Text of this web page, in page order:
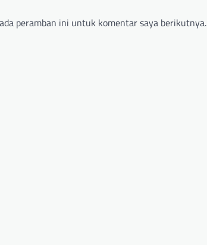
peramban ini untuk komentar saya berikutnya.